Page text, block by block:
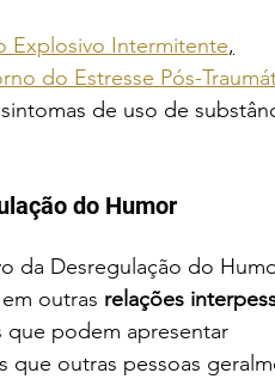
Explosivo Intermitente,
do Estresse Pós-
de uso de
do Humor
da Desregulação do
outras relações
que podem apresentar
que outras pessoas